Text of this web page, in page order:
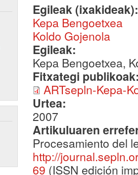
Egileak
Kepa Bengoetxea
Koldo Gojenola
Egileak:
Kepa Bengoetxea,
Fitxategi
ARTsepln-Kepa-
Urtea:
2007
Artikuluaren
Procesamiento del
http://
69 (ISSN edición